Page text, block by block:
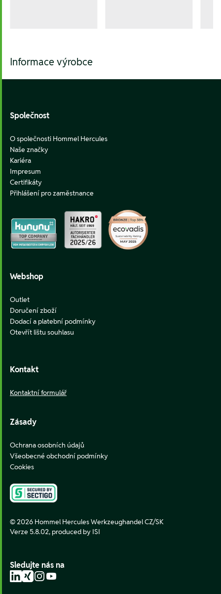
Informace výrobce
Footer
Společnost
O společnosti Hommel Hercules
Naše značky
Kariéra
Impresum
Certifikáty
Přihlášení pro zaměstnance
Webshop
Outlet
Doručení zboží
Dodací a platební podmínky
Otevřít lištu souhlasu
Kontakt
Kontaktní formulář
Zásady
Ochrana osobních údajů
Všeobecné obchodní podmínky
Cookies
© 2026 Hommel Hercules Werkzeughandel CZ/SK
Verze 5.8.02, produced by ISI
Sledujte nás na
LinkedIn
XingInstagram
YouTube